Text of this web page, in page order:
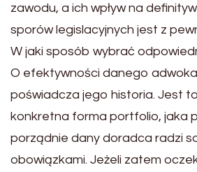
zawodu, a ich wpływ na
sporów legislacyjnych jest z
W jaki sposób wybrać
O efektywności danego
poświadcza jego historia. Jest
konkretna forma portfolio, jaka
porządnie dany doradca radzi
obowiązkami. Jeżeli zatem